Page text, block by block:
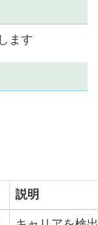
ます
説明